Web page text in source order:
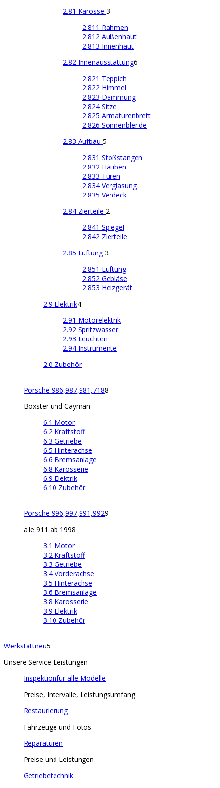
2.81 Karosse 3
2.811 Rahmen
2.812 Außenhaut
2.813 Innenhaut
2.82 Innenausstattung6
2.821 Teppich
2.822 Himmel
2.823 Dämmung
2.824 Sitze
2.825 Armaturenbrett
2.826 Sonnenblende
2.83 Aufbau 5
2.831 Stoßstangen
2.832 Hauben
2.833 Türen
2.834 Verglasung
2.835 Verdeck
2.84 Zierteile 2
2.841 Spiegel
2.842 Zierteile
2.85 Lüftung3
2.851 Lüftung
2.852 Gebläse
2.853 Heizgerät
2.9 Elektrik4
2.91 Motorelektrik
2.92 Spritzwasser
2.93 Leuchten
2.94 Instrumente
2.0 Zubehör
Porsche 986,987,981,7188
Boxster und Cayman
6.1 Motor
6.2 Kraftstoff
6.3 Getriebe
6.5 Hinterachse
6.6 Bremsanlage
6.8 Karosserie
6.9 Elektrik
6.10 Zubehör
Porsche 996,997,991,9929
alle 911 ab 1998
3.1 Motor
3.2 Kraftstoff
3.3 Getriebe
3.4 Vorderachse
3.5 Hinterachse
3.6 Bremsanlage
3.8 Karosserie
3.9 Elektrik
3.10 Zubehör
Werkstattneu5
Unsere Service Leistungen
Inspektionfür alle Modelle
Preise, Intervalle, Leistungsumfang
Restaurierung
Fahrzeuge und Fotos
Reparaturen
Preise und Leistungen
Getriebetechnik